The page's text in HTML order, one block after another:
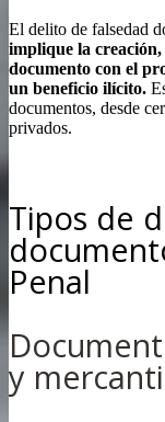
El delito de falsedad
implique la
documento con el
un beneficio ilícito.
documentos, desde
privados.
Tipos de
Penal
y